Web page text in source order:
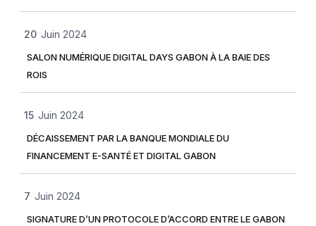
20 Juin 2024
SALON NUMÉRIQUE DIGITAL DAYS GABON À LA BAIE DES
ROIS
15 Juin 2024
DÉCAISSEMENT PAR LA BANQUE MONDIALE DU
FINANCEMENT E-SANTÉ ET DIGITAL GABON
7 Juin 2024
SIGNATURE D’UN PROTOCOLE D’ACCORD ENTRE LE GABON